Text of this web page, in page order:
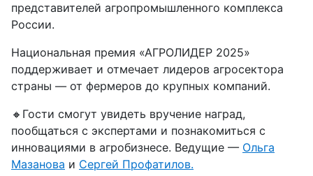
представителей агропромышленного комплекса
России.
Национальная премия «АГРОЛИДЕР 2025»
поддерживает и отмечает лидеров агросектора
страны — от фермеров до крупных компаний.
🔸Гости смогут увидеть вручение наград,
пообщаться с экспертами и познакомиться с
инновациями в агробизнесе. Ведущие — Ольга
Мазанова и Сергей Профатилов.